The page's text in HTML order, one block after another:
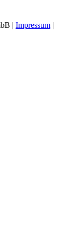
| Impressum |